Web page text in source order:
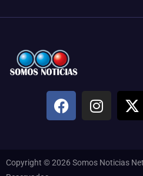
Copyright © 2026 Somos Noticias